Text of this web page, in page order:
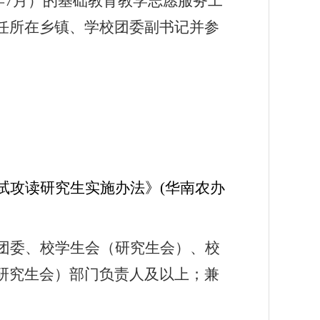
所在乡镇、学校团委副书记并参
读研究生实施办法》 (华南农办
委、校学生会（研究生会）、校
究生会）部门负责人及以上；兼